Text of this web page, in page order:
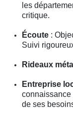
les
critique.
Écoute :
Suivi
Rideaux
Entreprise
connaissance
de ses